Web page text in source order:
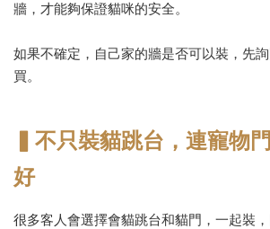
牆，才能夠保證貓咪的安全。
如果不確定，自己家的牆是否可以裝，先詢
買。
▍不只裝貓跳台，連寵物
好
很多客人會選擇會貓跳台和貓門，一起裝